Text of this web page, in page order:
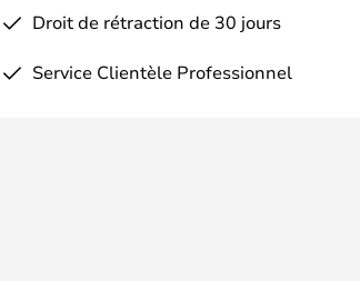
Droit de rétraction de 30 jours
Service Clientèle Professionnel